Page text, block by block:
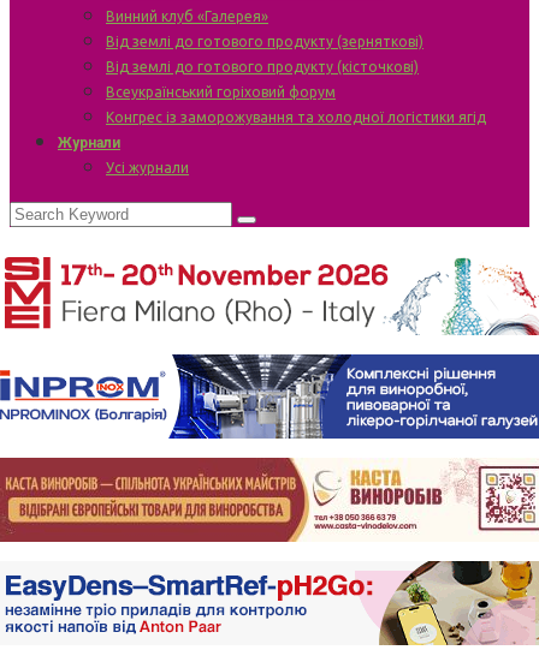
Винний клуб «Галерея»
Від землі до готового продукту (зерняткові)
Від землі до готового продукту (кісточкові)
Всеукраїнський горіховий форум
Конгрес із заморожування та холодної логістики ягід
Журнали
Усі журнали